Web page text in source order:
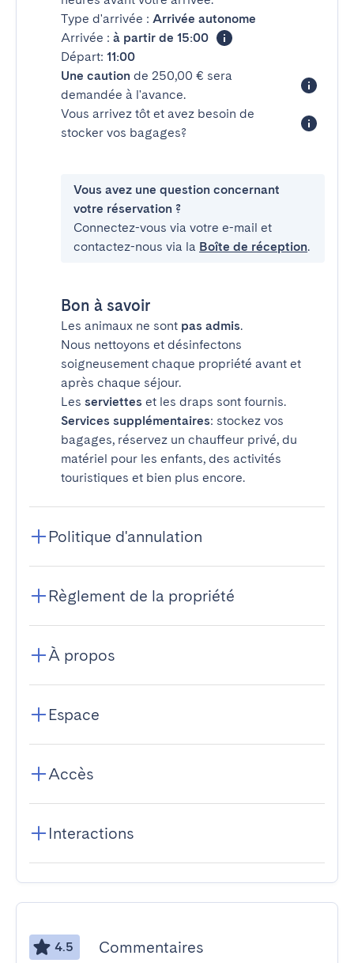
Type d'arrivée : Arrivée autonome
Arrivée : à partir de 15:00
Départ: 11:00
Une caution de 250,00 € sera
demandée à l'avance.
Vous arrivez tôt et avez besoin de
stocker vos bagages?
Vous avez une question concernant
votre réservation ?
Connectez-vous via votre e-mail et
contactez-nous via la Boîte de réception.
Bon à savoir
Les animaux ne sont pas admis.
Nous nettoyons et désinfectons
soigneusement chaque propriété avant et
après chaque séjour.
Les serviettes et les draps sont fournis.
Services supplémentaires: stockez vos
bagages, réservez un chauffeur privé, du
matériel pour les enfants, des activités
touristiques et bien plus encore.
Politique d'annulation
Règlement de la propriété
À propos
Espace
Accès
Interactions
4.5 Commentaires